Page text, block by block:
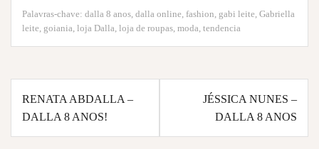
Palavras-chave: dalla 8 anos dalla online fashion gabi leite Gabriella
leite goiania loja Dalla loja de roupas moda tendencia
Navegação
de
Post
RENATA ABDALLA –
DALLA 8 ANOS!
JÉSSICA NUNES –
DALLA 8 ANOS